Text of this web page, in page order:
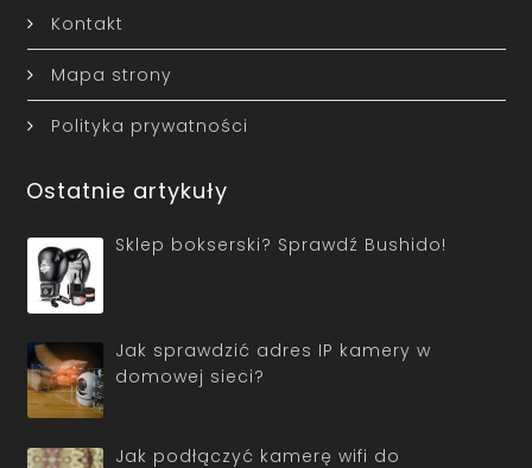
Kontakt
Mapa strony
Polityka prywatności
Ostatnie artykuły
Sklep bokserski? Sprawdź Bushido!
Jak sprawdzić adres IP kamery w
domowej sieci?
Jak podłączyć kamerę wifi do